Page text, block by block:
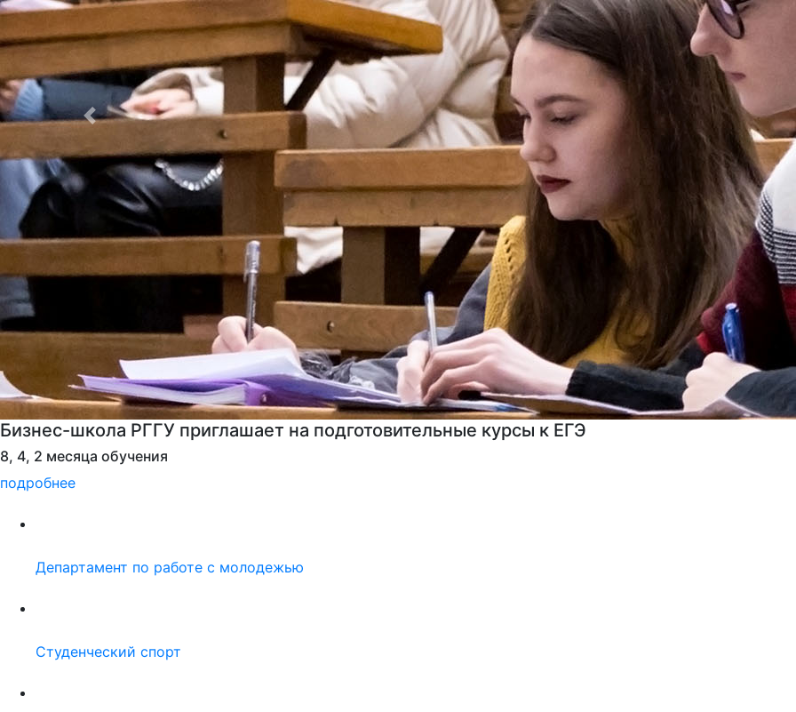
Бизнес-школа РГГУ приглашает на программы профессиональной переподготовки
подробнее
Департамент по работе с молодежью
Студенческий спорт
Гид первокурсника